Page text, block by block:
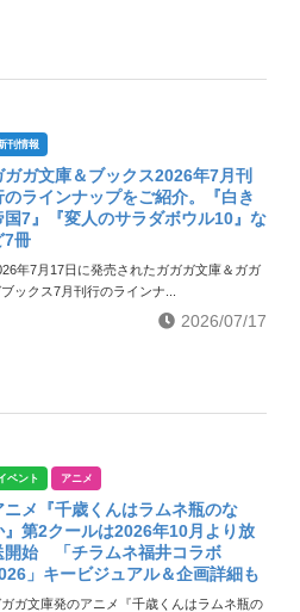
刊情報
ガガ文庫＆ブックス2026年7月刊
のラインナップをご紹介。『白き
国7』『変人のサラダボウル10』な
7冊
年7月17日に発売されたガガガ文庫＆ガガ
ックス7月刊行のラインナ...
2026/07/17
ベント アニメ
ニメ『千歳くんはラムネ瓶のな
』第2クールは2026年10月より放
開始 「チラムネ福井コラボ
」キービジュアル＆企画詳細も
ガガ文庫発のアニメ『千歳くんはラムネ瓶の